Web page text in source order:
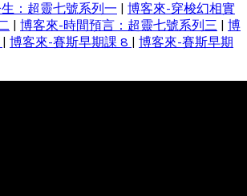
：超靈七號系列一
博客來-穿梭幻相實
博客來-時間預言：超靈七號系列三
博
博客來-賽斯早期課 8
博客來-賽斯早期